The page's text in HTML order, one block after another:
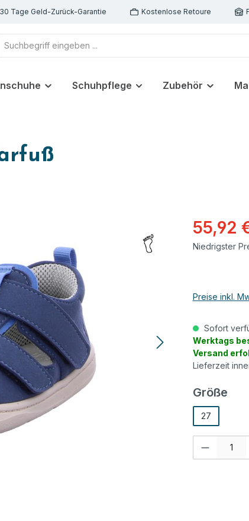
30 Tage Geld-Zurück-Garantie Kostenlose Retoure
Schuhpflege Zubehör
55,92
Niedrigster
Preise inkl.
Sofort
Werktags
Versand
Lieferzeit
Größe
27